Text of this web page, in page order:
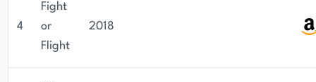
Thriller-Genre und liefert konsequent
informative Sachbücher und atemberaubende
Unterhaltungsliteratur.
4
Fight
or
Flight
2018